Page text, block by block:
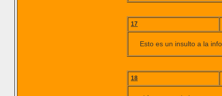
17
Esto es un insulto a la
18